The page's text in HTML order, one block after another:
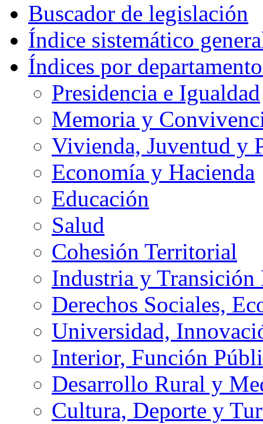
Buscador de legislación
Índice sistemático
Índices por
Presidencia e Igualdad
Memoria y
Vivienda, Juventud y
Economía y Hacienda
Educación
Salud
Cohesión Territorial
Industria y
Derechos Sociales,
Universidad,
Interior, Función
Desarrollo Rural y
Cultura, Deporte y